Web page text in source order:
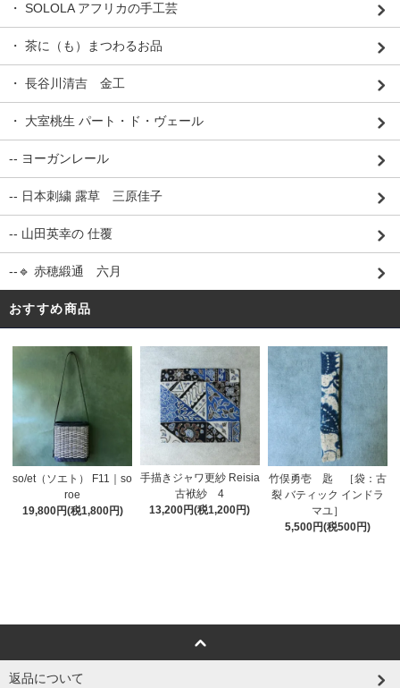
・ SOLOLA アフリカの手工芸
・ 茶に（も）まつわるお品
・ 長谷川清吉 金工
・ 大室桃生 パート・ド・ヴェール
-- ヨーガンレール
-- 日本刺繍 露草 三原佳子
-- 山田英幸の 仕覆
--🔹 赤穂緞通 六月
おすすめ商品
so/et（ソエト） F11｜so
roe
19,800円(税1,800円)
手描きジャワ更紗 Reisia
古袱紗 4
13,200円(税1,200円)
竹俣勇壱 匙 ［袋：古
裂 バティック インドラ
マユ］
5,500円(税500円)
返品について